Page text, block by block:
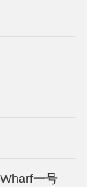
一号